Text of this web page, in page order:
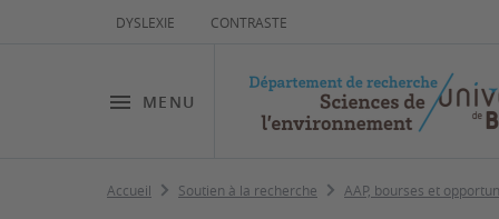
DYSLEXIE CONTRASTE
MENU
Accueil Soutien à la recherche AAP, bourses et